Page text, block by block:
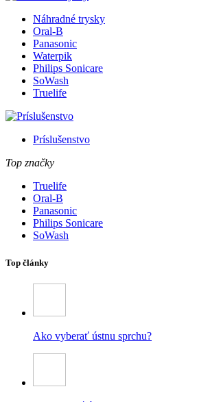
Náhradné trysky
Oral-B
Panasonic
Waterpik
Philips Sonicare
SoWash
Truelife
Príslušenstvo
Top značky
Truelife
Oral-B
Panasonic
Philips Sonicare
SoWash
Top články
Ako vyberať ústnu sprchu?